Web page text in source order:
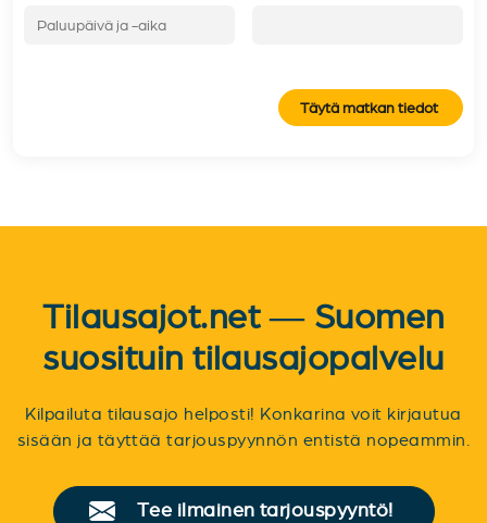
Täytä matkan tiedot
Tilausajot.net — Suomen
suosituin tilausajopalvelu
Kilpailuta tilausajo helposti! Konkarina voit kirjautua
sisään ja täyttää tarjouspyynnön entistä nopeammin.
Tee ilmainen tarjouspyyntö!